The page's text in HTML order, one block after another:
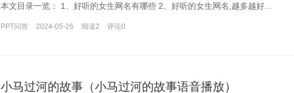
本文目录一览： 1、好听的女生网名有哪些 2、好听的女生网名,越多越好...
PPT问答 2024-05-26 阅读2 评论0
小马过河的故事（小马过河的故事语音播放）